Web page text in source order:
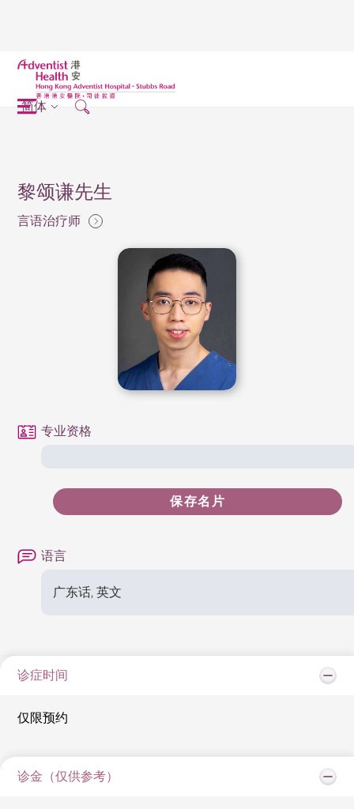
简体
黎颂谦先生
言语治疗师
专业资格
保存名片
语言
广东话, 英文
诊症时间
仅限预约
诊金（仅供参考）